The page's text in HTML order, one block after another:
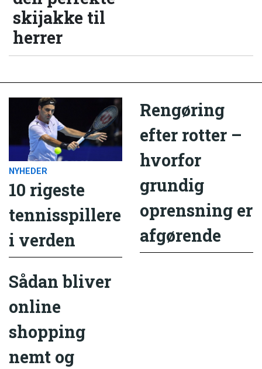
skijakke til
herrer
NYHEDER
10 rigeste
tennisspillere
i verden
Rengøring
efter rotter –
hvorfor
grundig
oprensning er
afgørende
Sådan bliver
online
shopping
nemt og